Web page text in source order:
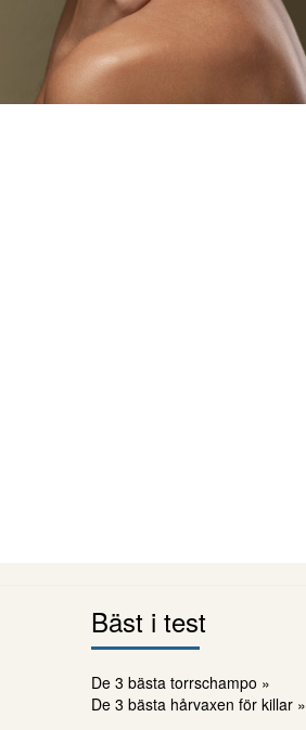
Bäst i test
De 3 bästa torrschampo »
De 3 bästa hårvaxen för killar »